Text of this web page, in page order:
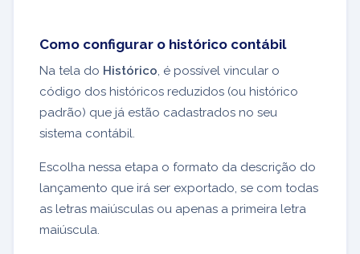
Como configurar o histórico contábil
Na tela do Histórico, é possível vincular o
código dos históricos reduzidos (ou histórico
padrão) que já estão cadastrados no seu
sistema contábil.
Escolha nessa etapa o formato da descrição do
lançamento que irá ser exportado, se com todas
as letras maiúsculas ou apenas a primeira letra
maiúscula.